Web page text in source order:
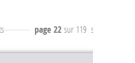
page 22 sur 119résultats